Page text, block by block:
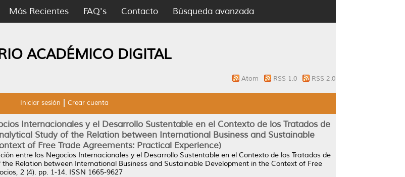
Más Recientes FAQ's Contacto Búsqueda avanzada
ACADÉMICO DIGITAL
Atom RSS 1.0 RSS 2.0
Iniciar sesión Crear cuenta
Internacionales y el Desarrollo Sustentable en el Contexto de los Tratados de
Study of the Relation between International Business and Sustainable
of Free Trade Agreements: Practical Experience)
entre los Negocios Internacionales y el Desarrollo Sustentable en el Contexto de los Tratados de
Relation between International Business and Sustainable Development in the Context of Free
2 (4). pp. 1-14. ISSN 1665-9627